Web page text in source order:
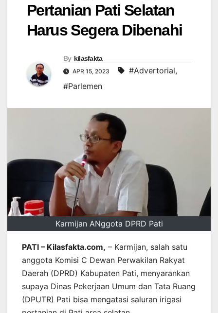
Pertanian Pati Selatan
Harus Segera Dibenahi
By kilasfakta
APR 15, 2023 #Advertorial,
#Parlemen
Karmijan ANggota DPRD Pati
PATI – Kilasfakta.com, – Karmijan, salah satu
anggota Komisi C Dewan Perwakilan Rakyat
Daerah (DPRD) Kabupaten Pati, menyarankan
supaya Dinas Pekerjaan Umum dan Tata Ruang
(DPUTR) Pati bisa mengatasi saluran irigasi